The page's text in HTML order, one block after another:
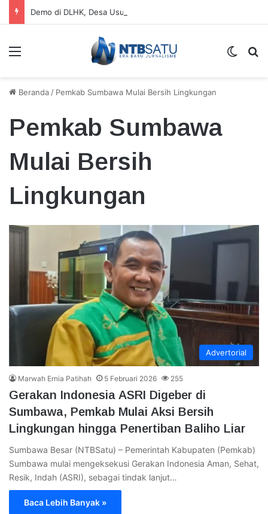
Menu
Beranda / Pemkab Sumbawa Mulai Bersih Lingkungan
Pemkab Sumbawa
Mulai Bersih
Lingkungan
Advertorial
Marwah Ernia Patihah 5 Februari 2026 255
Gerakan Indonesia ASRI Digeber di
Sumbawa, Pemkab Mulai Aksi Bersih
Lingkungan hingga Penertiban Baliho Liar
Sumbawa Besar (NTBSatu) – Pemerintah Kabupaten (Pemkab)
Sumbawa mulai mengeksekusi Gerakan Indonesia Aman, Sehat,
Resik, Indah (ASRI), sebagai tindak lanjut…
Baca Lebih Banyak »